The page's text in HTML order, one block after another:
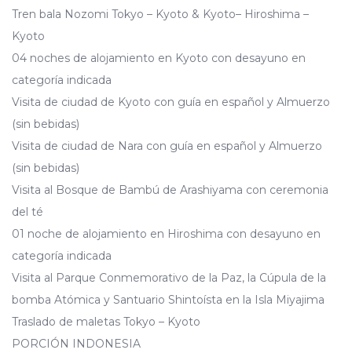
Tren bala Nozomi Tokyo – Kyoto & Kyoto– Hiroshima –
Kyoto
04 noches de alojamiento en Kyoto con desayuno en
categoría indicada
Visita de ciudad de Kyoto con guía en español y Almuerzo
(sin bebidas)
Visita de ciudad de Nara con guía en español y Almuerzo
(sin bebidas)
Visita al Bosque de Bambú de Arashiyama con ceremonia
del té
01 noche de alojamiento en Hiroshima con desayuno en
categoría indicada
Visita al Parque Conmemorativo de la Paz, la Cúpula de la
bomba Atómica y Santuario Shintoísta en la Isla Miyajima
Traslado de maletas Tokyo – Kyoto
PORCIÓN INDONESIA